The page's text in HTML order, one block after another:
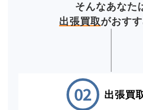
そんなあなた
出張買取がおすす
出張買